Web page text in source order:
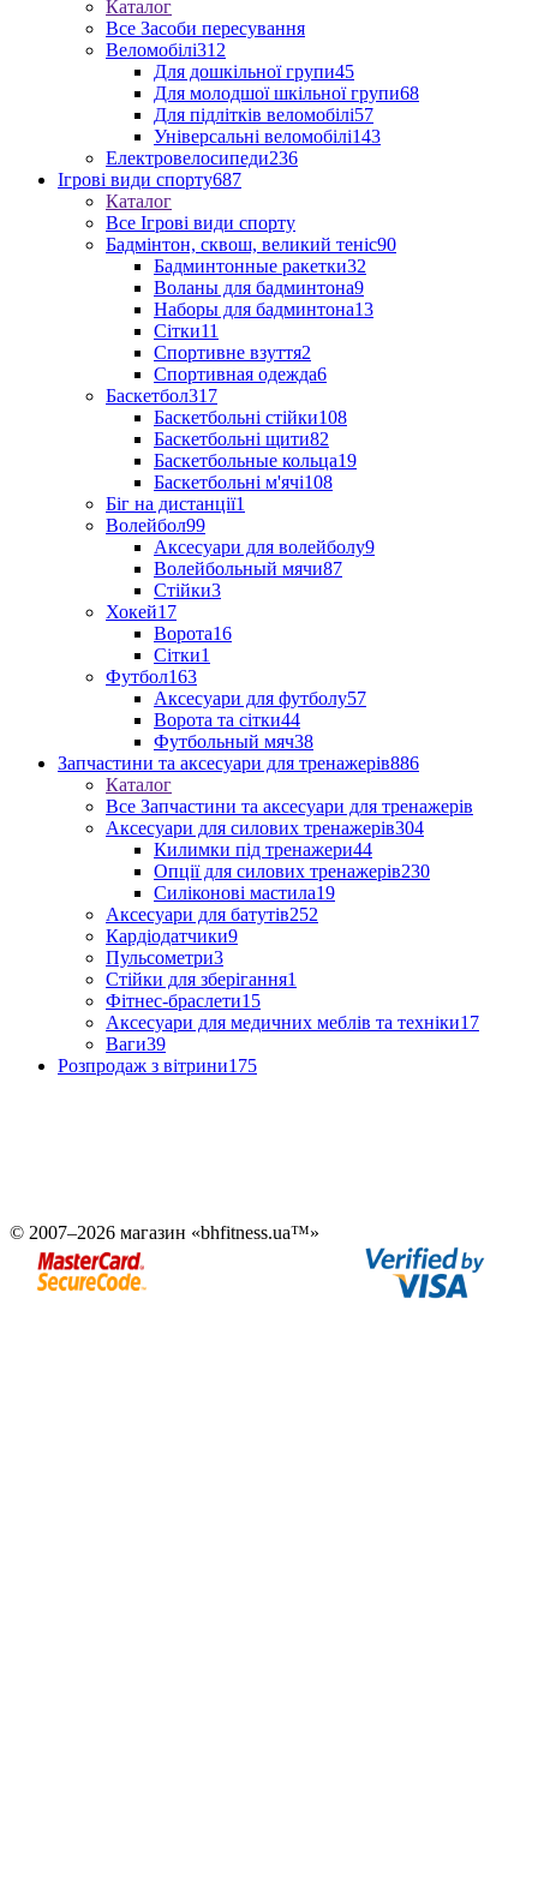
Каталог
Все Засоби пересування
Веломобілі312
Для дошкільної групи45
Для молодшої шкільної групи68
Для підлітків веломобілі57
Універсальні веломобілі143
Електровелосипеди236
Ігрові види спорту687
Каталог
Все Ігрові види спорту
Бадмінтон, сквош, великий теніс90
Бадминтонные ракетки32
Воланы для бадминтона9
Наборы для бадминтона13
Сітки11
Спортивне взуття2
Спортивная одежда6
Баскетбол317
Баскетбольні стійки108
Баскетбольні щити82
Баскетбольные кольца19
Баскетбольні м'ячі108
Біг на дистанції1
Волейбол99
Аксесуари для волейболу9
Волейбольный мячи87
Стійки3
Хокей17
Ворота16
Сітки1
Футбол163
Аксесуари для футболу57
Ворота та сітки44
Футбольный мяч38
Запчастини та аксесуари для тренажерів886
Каталог
Все Запчастини та аксесуари для тренажерів
Аксесуари для силових тренажерів304
Килимки під тренажери44
Опції для силових тренажерів230
Силіконові мастила19
Аксесуари для батутів252
Кардіодатчики9
Пульсометри3
Стійки для зберігання1
Фітнес-браслети15
Аксесуари для медичних меблів та техніки17
Ваги39
Розпродаж з вітрини175
© 2007–2026 магазин «bhfitness.ua™»